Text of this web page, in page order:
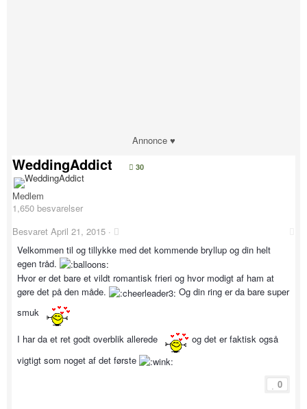
Annonce ♥
WeddingAddict 30
Medlem
1,650 besvarelser
Besvaret April 21, 2015 ·
Velkommen til og tillykke med det kommende bryllup og din helt
egen tråd.
Hvor er det bare et vildt romantisk frieri og hvor modigt af ham at
gøre det på den måde.
Og din ring er da bare super
smuk
I har da et ret godt overblik allerede
og det er faktisk også
vigtigt som noget af det første
0